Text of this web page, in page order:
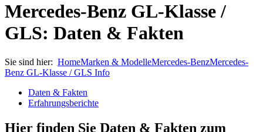
Mercedes-Benz GL-Klasse /
GLS: Daten & Fakten
Sie sind hier: HomeMarken & ModelleMercedes-BenzMercedes-
Benz GL-Klasse / GLS Info
Daten & Fakten
Erfahrungsberichte
Hier finden Sie Daten & Fakten zum